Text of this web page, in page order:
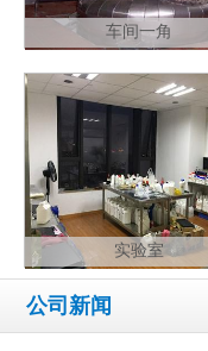
车间一角
实验室
公司新闻